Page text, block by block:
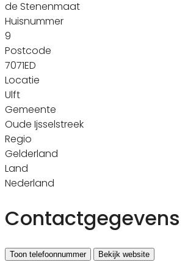
de Stenenmaat
Huisnummer
9
Postcode
7071ED
Locatie
Ulft
Gemeente
Oude Ijsselstreek
Regio
Gelderland
Land
Nederland
Contactgegevens
Toon telefoonnummer Bekijk website